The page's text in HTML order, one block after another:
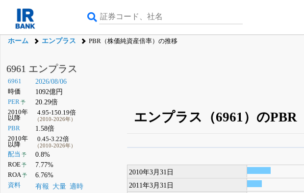
ホーム エンプラス PBR（株価純資産倍率）の推移
6961 エンプラス
6961 2026/08/06
時価 1092億円
PER予 20.29倍
2010年
以降
4.95-150.19倍
（2010-2026年）
PBR 1.58倍
2010年
以降
0.45-3.22倍
（2010-2026年）
配当 予 0.8%
ROE予 7.77%
ROA予 6.76%
資料 有報 大量 適時
エンプラス（6961）のPBR
無料でβ版をはじめる
登録すると永久30%OFFと米株版の先
2010年3月31日
2011年3月31日